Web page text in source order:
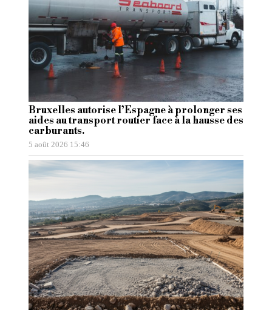
Bruxelles autorise l’Espagne à prolonger ses
aides au transport routier face à la hausse des
carburants.
5 août 2026 15:46